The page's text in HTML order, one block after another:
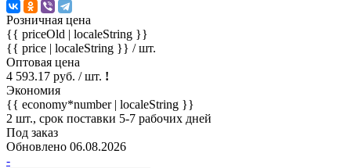
Розничная цена
{{ priceOld | localeString }}
{{ price | localeString }} / шт.
Оптовая цена
4 593.17 руб. / шт. !
Экономия
{{ economy*number | localeString }}
2 шт., срок поставки 5-7 рабочих дней
Под заказ
Обновлено 06.08.2026
-